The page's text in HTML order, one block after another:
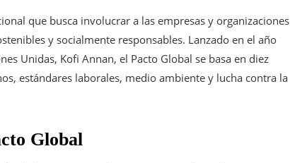
que busca involucrar a las empresas y organizaciones
y socialmente responsables. Lanzado en el año
Unidas, Kofi Annan, el Pacto Global se basa en diez
estándares laborales, medio ambiente y lucha contra la
Global